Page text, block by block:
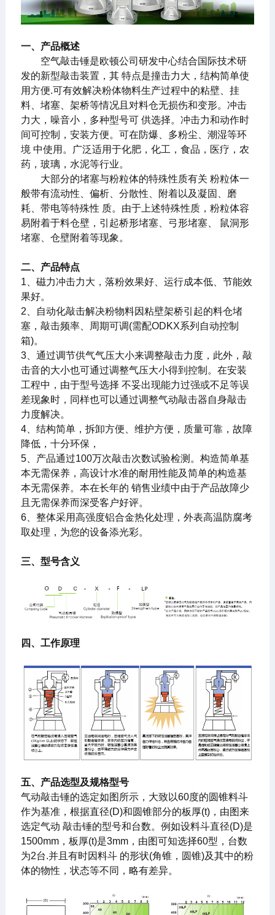
一、产品概述
空气敲击锤是欧顿公司研发中心结合国际技术研
发的新型敲击装置，其 特点是撞击力大，结构简单使
用方便.可有效解决粉体物料生产过程中的粘壁、挂
料、堵塞、架桥等情况且对料仓无损伤和变形。冲击
力大，噪音小，多种型号可 供选择。冲击力和动作时
间可控制，安装方便。可在防爆、多粉尘、潮湿等环
境 中使用。广泛适用于化肥，化工，食品，医疗，农
药，玻璃，水泥等行业。
大部分的堵塞与粉粒体的特殊性质有关 粉粒体一
般带有流动性、偏析、分散性、附着以及凝固、磨
耗、带电等特殊性 质。由于上述特殊性质，粉粒体容
易附着于料仓壁，引起桥形堵塞、弓形堵塞、 鼠洞形
堵塞、仓壁附着等现象。
二、产品特点
1、磁力冲击力大，落粉效果好、运行成本低、节能效
果好。
2、自动化敲击解决粉物料因粘壁架桥引起的料仓堵
塞，敲击频率、周期可调(需配ODKX系列自动控制
箱)。
3、通过调节供气气压大小来调整敲击力度，此外，敲
击音的大小也可通过调整气压大小得到控制。在安装
工程中，由于型号选择 不妥出现能力过强或不足等误
差现象时，同样也可以通过调整气动敲击器自身敲击
力度解决。
4、结构简单，拆卸方便、维护方便，质量可靠，故障
降低，十分环保，
5、产品通过100万次敲击次数试验检测。构造简单基
本无需保养，高设计水准的耐用性能及简单的构造基
本无需保养。本在长年的 销售业绩中由于产品故障少
且无需保养而深受客户好评。
6、整体采用高强度铝合金热化处理，外表高温防腐考
取处理，为您的设备添光彩。
三、型号含义
四、工作原理
五、产品选型及规格型号
气动敲击锤的选定如图所示，大致以60度的圆锥料斗
作为基准，根据直径(D)和圆锥部分的板厚(t)，由图来
选定气动 敲击锤的型号和台数。例如设料斗直径(D)是
1500mm，板厚(t)是3mm，由图可知选择60型，台数
为2台.并且有时因料斗 的形状(角锥，圆锥)及其中的粉
体的物性，状态等不同，略有差异。